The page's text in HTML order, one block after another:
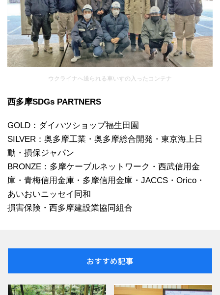
ウクライナへ送られる車いすの入ったコンテナ
西多摩SDGs PARTNERS
GOLD：ダイハツショップ福生田園
SILVER：奥多摩工業・奥多摩総合開発・東京海上日
動・損保ジャパン
BRONZE：多摩ケーブルネットワーク・西武信用金
庫・青梅信用金庫・多摩信用金庫・JACCS・Orico・
あいおいニッセイ同和
損害保険・西多摩建設業協同組合
おすすめ記事